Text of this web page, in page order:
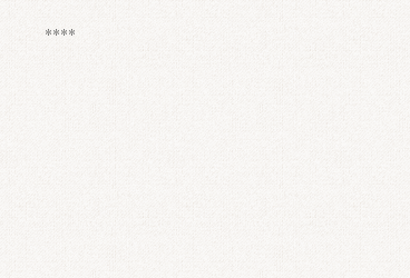
****